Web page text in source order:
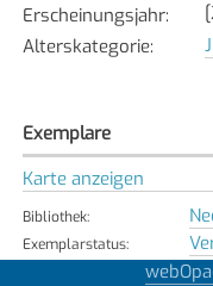
Erscheinungsjahr:
Alterskategorie:
Exemplare
Karte anzeigen
Bibliothek:
Exemplarstatus: